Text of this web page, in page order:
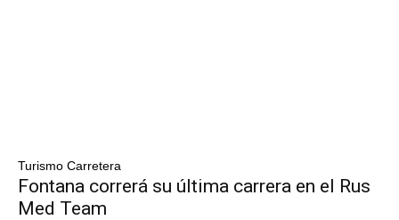
Turismo Carretera
Fontana correrá su última carrera en el Rus
Med Team